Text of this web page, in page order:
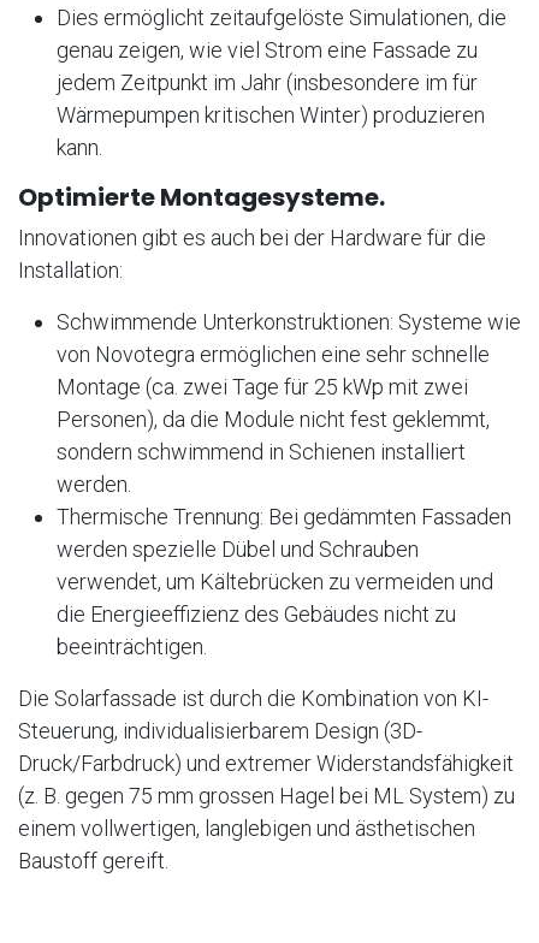
Dies ermöglicht zeitaufgelöste Simulationen, die
genau zeigen, wie viel Strom eine Fassade zu
jedem Zeitpunkt im Jahr (insbesondere im für
Wärmepumpen kritischen Winter) produzieren
kann.
Optimierte Montagesysteme.
Innovationen gibt es auch bei der Hardware für die
Installation:
Schwimmende Unterkonstruktionen: Systeme wie
von Novotegra ermöglichen eine sehr schnelle
Montage (ca. zwei Tage für 25 kWp mit zwei
Personen), da die Module nicht fest geklemmt,
sondern schwimmend in Schienen installiert
werden.
Thermische Trennung: Bei gedämmten Fassaden
werden spezielle Dübel und Schrauben
verwendet, um Kältebrücken zu vermeiden und
die Energieeffizienz des Gebäudes nicht zu
beeinträchtigen.
Die Solarfassade ist durch die Kombination von KI-
Steuerung, individualisierbarem Design (3D-
Druck/Farbdruck) und extremer Widerstandsfähigkeit
(z. B. gegen 75 mm grossen Hagel bei ML System) zu
einem vollwertigen, langlebigen und ästhetischen
Baustoff gereift.